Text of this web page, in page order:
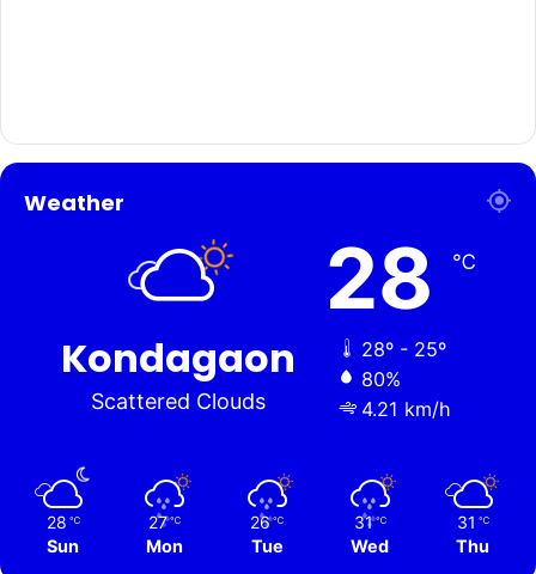
Weather
Kondagaon
Scattered Clouds
28 ℃
28º - 25º
80%
4.21 km/h
28 ℃
Sun
27 ℃
Mon
26 ℃
Tue
31 ℃
Wed
31 ℃
Thu